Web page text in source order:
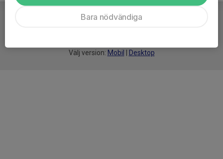
Välj version: Mobil Desktop
Bara nödvändiga